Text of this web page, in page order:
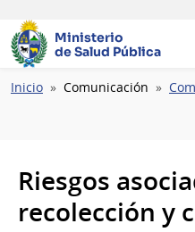
Ministerio
de Salud Pública
Ruta
Inicio Comunicación
Riesgos
recolección y